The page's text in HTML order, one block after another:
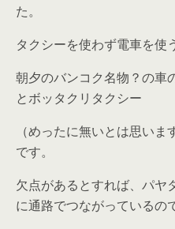
た。
タクシーを使わず電車を使
朝夕のバンコク名物？の車
とボッタクリタクシー
（めったに無いとは思い
です。
欠点があるとすれば、パヤ
に通路でつながっているの